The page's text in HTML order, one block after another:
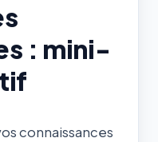
: mini-
connaissances